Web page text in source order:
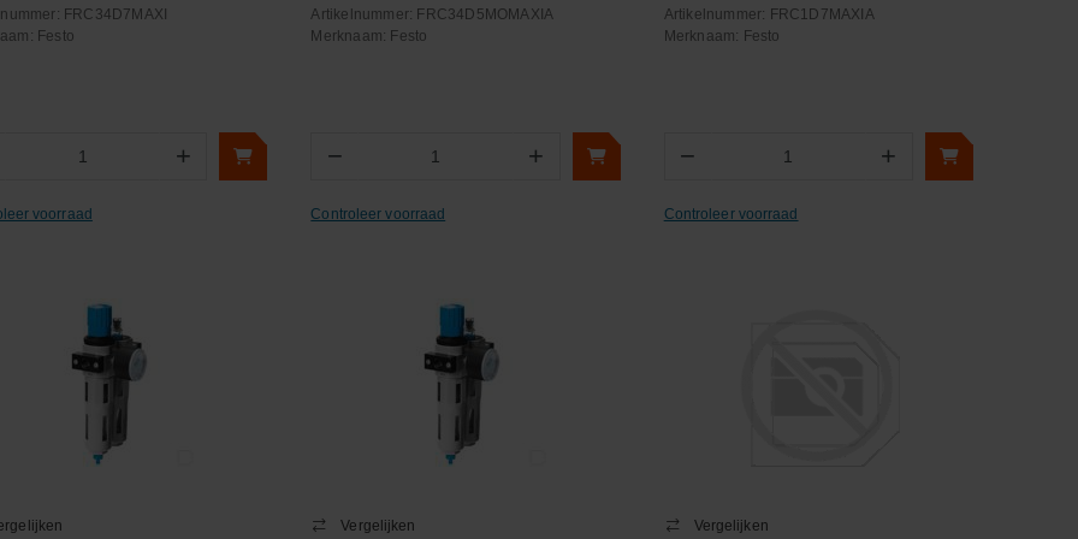
FRC34D7MAXI
Festo
+
voorraad
Artikelnummer: FRC34D5MOMAXIA
Merknaam: Festo
− +
Controleer voorraad
Artikelnummer: FRC1D7MAXIA
Merknaam: Festo
− +
Controleer voorraad
Vergelijken Vergelijken